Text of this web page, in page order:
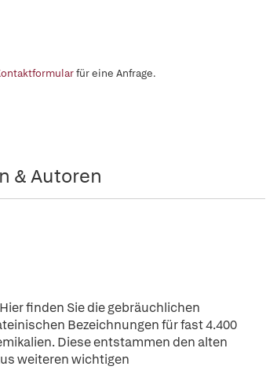
für eine Anfrage.
& Autoren
finden Sie die gebräuchlichen
Bezeichnungen für fast 4.400
Diese entstammen den alten
weiteren wichtigen